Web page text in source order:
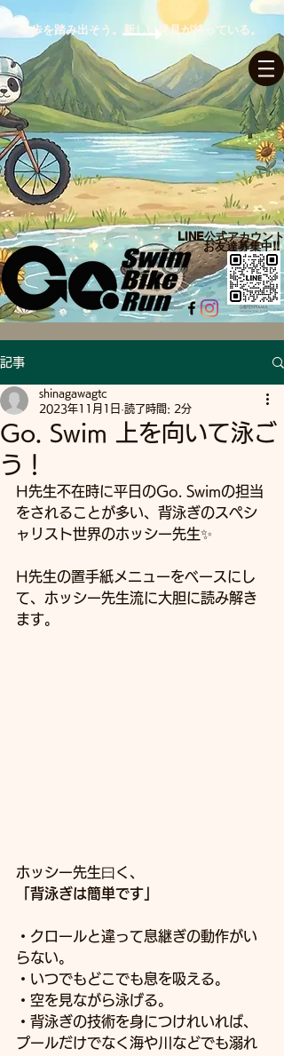
ログイン
一歩を踏み出そう。新しい発見が待っている。
LINE公式アカウント​
お友達募集中!!
記事
Go. Swim 上を向いて泳ご
う！
shinagawagtc
2023年11月1日 読了時間: 2分
H先生不在時に平日のGo. Swimの担当
をされることが多い、背泳ぎのスペシ
ャリスト世界のホッシー先生✨
H先生の置手紙メニューをベースにし
て、ホッシー先生流に大胆に読み解き
ます。
ホッシー先生曰く、
「背泳ぎは簡単です」
・クロールと違って息継ぎの動作がい
らない。
・いつでもどこでも息を吸える。
・空を見ながら泳げる。
・背泳ぎの技術を身につけれいれば、
プールだけでなく海や川などでも溺れ